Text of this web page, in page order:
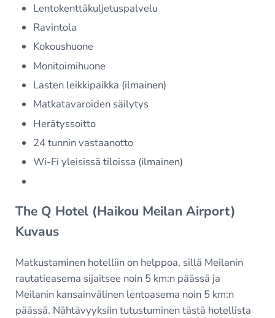
Lentokenttäkuljetuspalvelu
Ravintola
Kokoushuone
Monitoimihuone
Lasten leikkipaikka (ilmainen)
Matkatavaroiden säilytys
Herätyssoitto
24 tunnin vastaanotto
Wi-Fi yleisissä tiloissa (ilmainen)
The Q Hotel (Haikou Meilan Airport)
Kuvaus
Matkustaminen hotelliin on helppoa, sillä Meilanin
rautatieasema sijaitsee noin 5 km:n päässä ja
Meilanin kansainvälinen lentoasema noin 5 km:n
päässä. Nähtävyyksiin tutustuminen tästä hotellista